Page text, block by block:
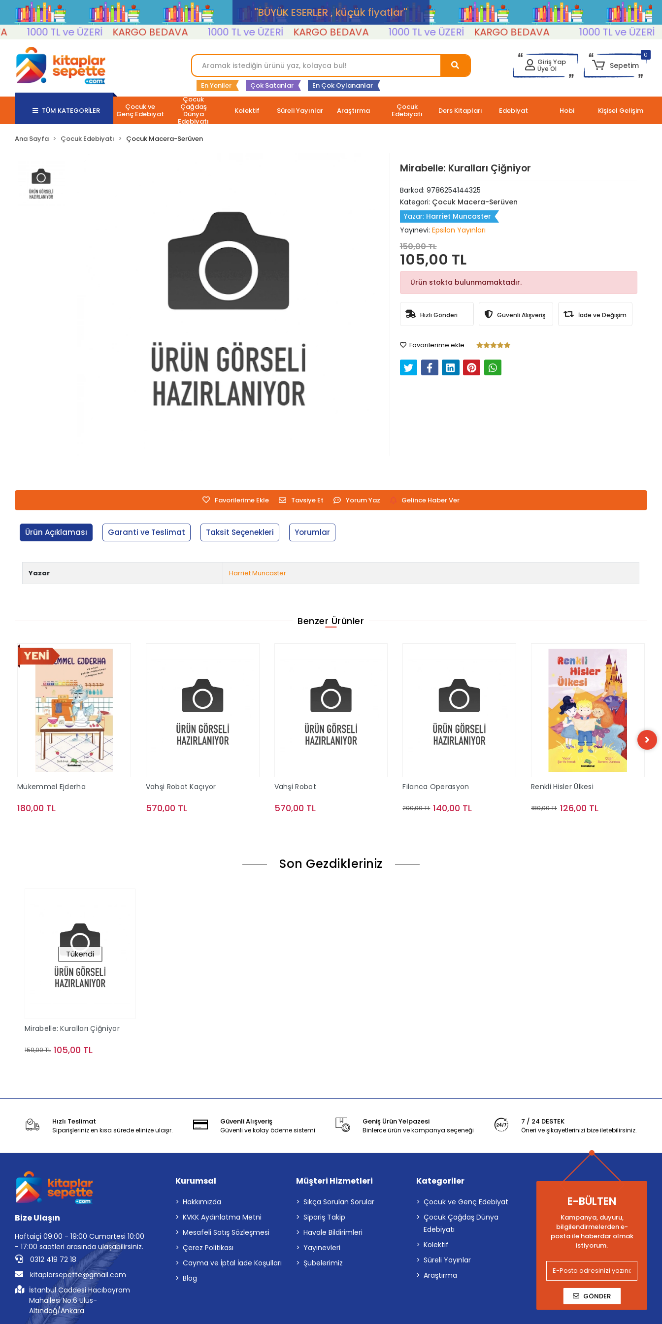
''BÜYÜK ESERLER , küçük fiyatlar''
1000 TL ve ÜZERİ
KARGO BEDAVA 1000 TL ve ÜZERİ KARGO BEDAVA 1000 TL ve ÜZERİ KARGO BEDAVA 1000 TL ve ÜZERİ
En Yeniler Çok Satanlar En Çok Oylananlar
Giriş Yap
Üye Ol
0
Sepetim
TÜM KATEGORİLER Çocuk ve
Genç Edebiyat
Çocuk
Çağdaş
Dünya
Edebiyatı
Kolektif Süreli Yayınlar Araştırma Çocuk
Edebiyatı Ders Kitapları Edebiyat Hobi Kişisel Gelişim
Ana Sayfa Çocuk Edebiyatı Çocuk Macera-Serüven
Mirabelle: Kuralları Çiğniyor
Barkod: 9786254144325
Kategori: Çocuk Macera-Serüven
Yazar: Harriet Muncaster
Yayınevi: Epsilon Yayınları
150,00 TL
105,00 TL
Ürün stokta bulunmamaktadır.
Hızlı Gönderi Güvenli Alışveriş İade ve Değişim
Favorilerime ekle
Favorilerime Ekle Tavsiye Et Yorum Yaz Gelince Haber Ver
Ürün Açıklaması Garanti ve Teslimat Taksit Seçenekleri Yorumlar
Yazar Harriet Muncaster
Benzer Ürünler
Mükemmel Ejderha
180,00 TL
Vahşi Robot Kaçıyor
570,00 TL
Vahşi Robot
570,00 TL
Filanca Operasyon
200,00 TL 140,00 TL
Renkli Hisler Ülkesi
180,00 TL 126,00 TL
Son Gezdikleriniz
Tükendi
Mirabelle: Kuralları Çiğniyor
150,00 TL 105,00 TL
Hızlı Teslimat
Siparişleriniz en kısa sürede elinize ulaşır.
Güvenli Alışveriş
Güvenli ve kolay ödeme sistemi
Geniş Ürün Yelpazesi
Binlerce ürün ve kampanya seçeneği
7 / 24 DESTEK
Öneri ve şikayetlerinizi bize iletebilirsiniz.
Bize Ulaşın
Haftaiçi 09:00 - 19:00 Cumartesi 10:00
- 17:00 saatleri arasında ulaşabilirsiniz.
0312 419 72 18
kitaplarsepette@gmail.com
İstanbul Caddesi Hacıbayram
Mahallesi No:6 Ulus-
Altındağ/Ankara
Kurumsal
Hakkımızda
KVKK Aydınlatma Metni
Mesafeli Satış Sözleşmesi
Çerez Politikası
Cayma ve İptal İade Koşulları
Blog
Müşteri Hizmetleri
Sıkça Sorulan Sorular
Sipariş Takip
Havale Bildirimleri
Yayınevleri
Şubelerimiz
Kategoriler
Çocuk ve Genç Edebiyat
Çocuk Çağdaş Dünya
Edebiyatı
Kolektif
Süreli Yayınlar
Araştırma
E-BÜLTEN
Kampanya, duyuru,
bilgilendirmelerden e-
posta ile haberdar olmak
istiyorum.
GÖNDER